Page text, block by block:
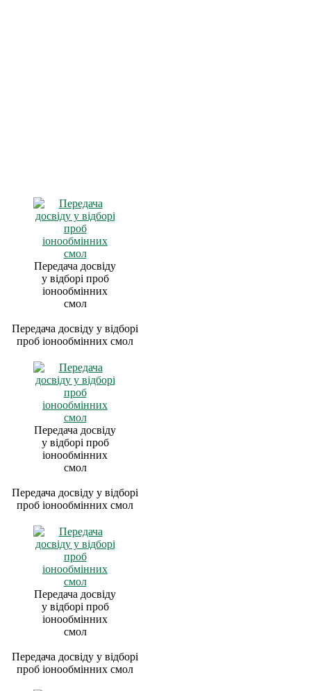
Передача досвіду
у відборі проб
іонообмінних
смол
Передача досвіду у відборі
проб іонообмінних смол
Передача досвіду
у відборі проб
іонообмінних
смол
Передача досвіду у відборі
проб іонообмінних смол
Передача досвіду
у відборі проб
іонообмінних
смол
Передача досвіду у відборі
проб іонообмінних смол